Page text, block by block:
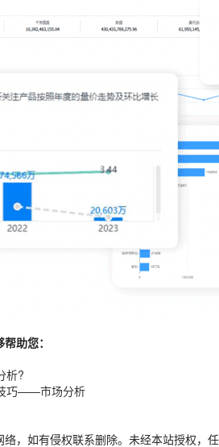
助您：
析?
巧——市场分析
，如有侵权联系删除。未经本站授权，任